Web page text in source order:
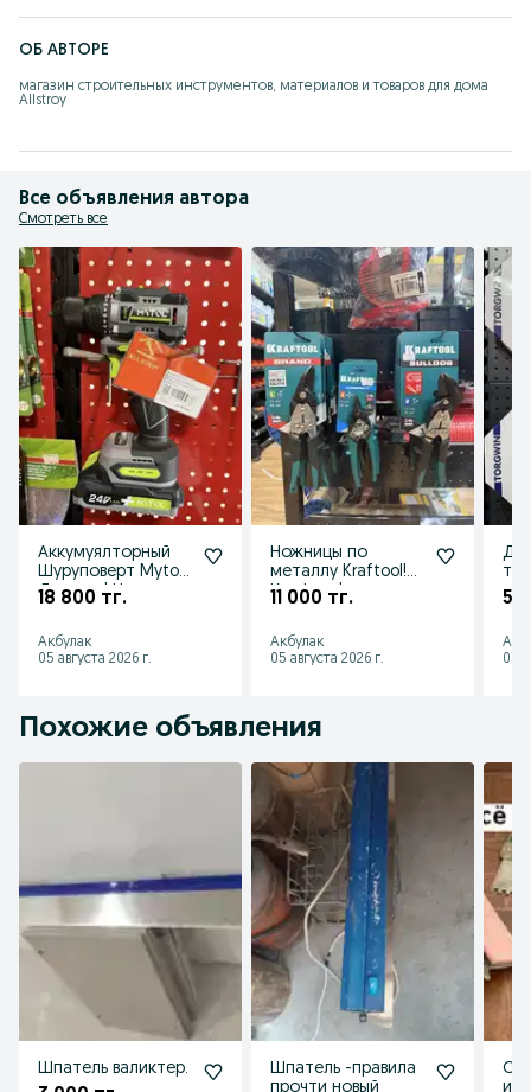
ОБ АВТОРЕ
магазин строительных инструментов, материалов и товаров для дома
Allstroy
Все объявления автора
Смотреть все
Аккумуялторный
Шуруповерт Mytol!
Досавка! Низкие
Скидки!
18 800 тг.
Акбулак
05 августа 2026 г.
Ножницы по
металлу Kraftool!
Крафтул!
Открыты до 23:00!
НДС!
11 000 тг.
Акбулак
05 августа 2026 г.
5
05
Похожие объявления
Шпатель валиктер.
Шпатель -правила
прочти новый